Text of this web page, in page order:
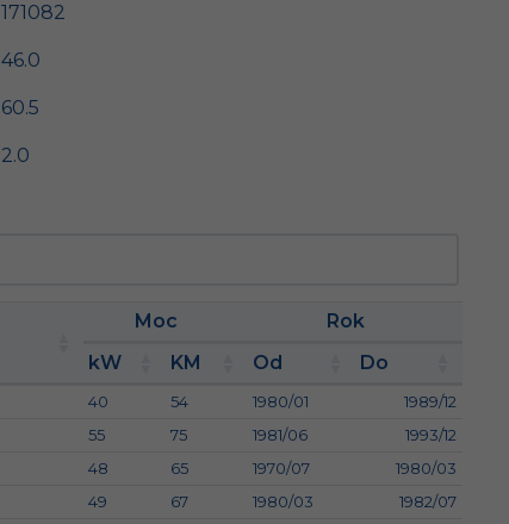
171082
46.0
60.5
2.0
Moc
Rok
kW
KM Od Do
40 54 1980/01
1989/12
55 75 1981/06
1993/12
48 65 1970/07
1980/03
49 67 1980/03
1982/07